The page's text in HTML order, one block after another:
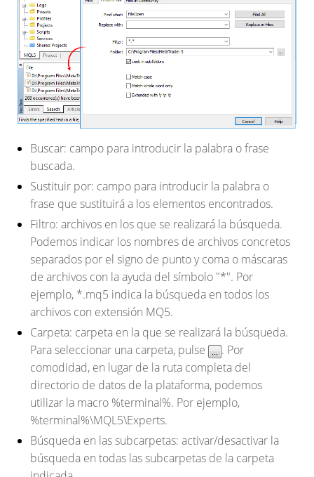
Buscar: campo para introducir la palabra o frase
buscada.
Sustituir por: campo para introducir la palabra o
frase que sustituirá a los elementos encontrados.
Filtro: archivos en los que se realizará la búsqueda.
Podemos indicar los nombres de archivos concretos
separados por el signo de punto y coma o máscaras
de archivos con la ayuda del símbolo "*". Por
ejemplo, *.mq5 indica la búsqueda en todos los
archivos con extensión MQ5.
Carpeta: carpeta en la que se realizará la búsqueda.
Para seleccionar una carpeta, pulse
. Por
comodidad, en lugar de la ruta completa del
directorio de datos de la plataforma, podemos
utilizar la macro %terminal%. Por ejemplo,
%terminal%\MQL5\Experts.
Búsqueda en las subcarpetas: activar/desactivar la
búsqueda en todas las subcarpetas de la carpeta